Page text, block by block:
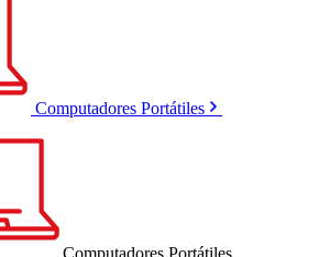
Computadores Portátiles
Computadores Portátiles